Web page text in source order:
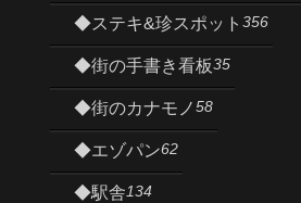
◆ステキ&珍スポット 356
◆街の手書き看板35
◆街のカナモノ58
◆エゾパン62
◆駅舎134